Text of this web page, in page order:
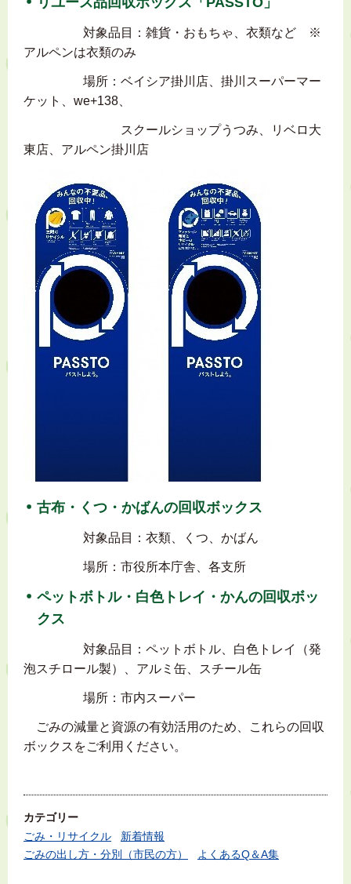
対象品目：雑貨・おもちゃ、衣類など ※
アルペンは衣類のみ
場所：ベイシア掛川店、掛川スーパーマー
ケット、we+138、
スクールショップうつみ、リベロ大
東店、アルペン掛川店
古布・くつ・かばんの回収ボックス
対象品目：衣類、くつ、かばん
場所：市役所本庁舎、各支所
ペットボトル・白色トレイ・かんの回収ボッ
クス
対象品目：ペットボトル、白色トレイ（発
泡スチロール製）、アルミ缶、スチール缶
場所：市内スーパー
ごみの減量と資源の有効活用のため、これらの回収
ボックスをご利用ください。
カテゴリー
ごみ・リサイクル
新着情報
ごみの出し方・分別（市民の方）
よくあるQ＆A集